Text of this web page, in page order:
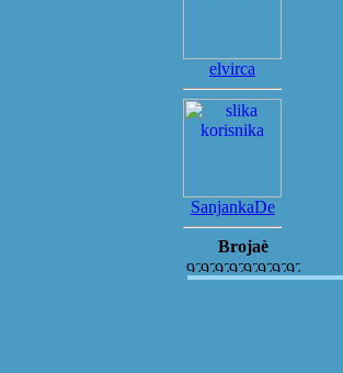
elvirca
SanjankaDe
Brojaè